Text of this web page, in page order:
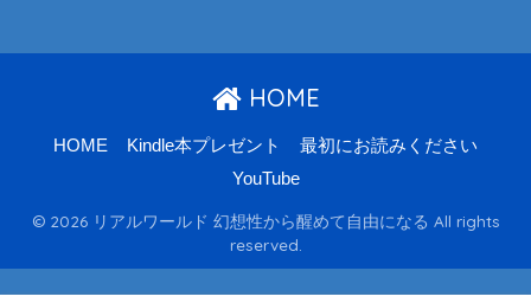
HOME
HOME Kindle本プレゼント
最初にお読みください
YouTube
© 2026 リアルワールド 幻想性から醒めて自由になる All rights
reserved.